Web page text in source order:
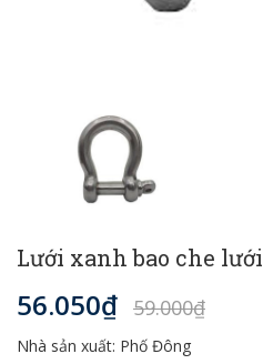
Lưới xanh bao che
56.050₫ 59.000₫
Nhà sản xuất: Phố Đông